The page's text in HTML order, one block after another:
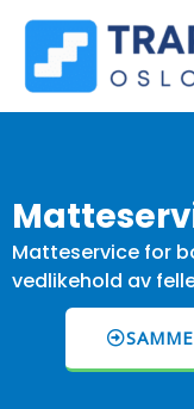
Hopp
innholdet
Matteservice for
vedlikehold av